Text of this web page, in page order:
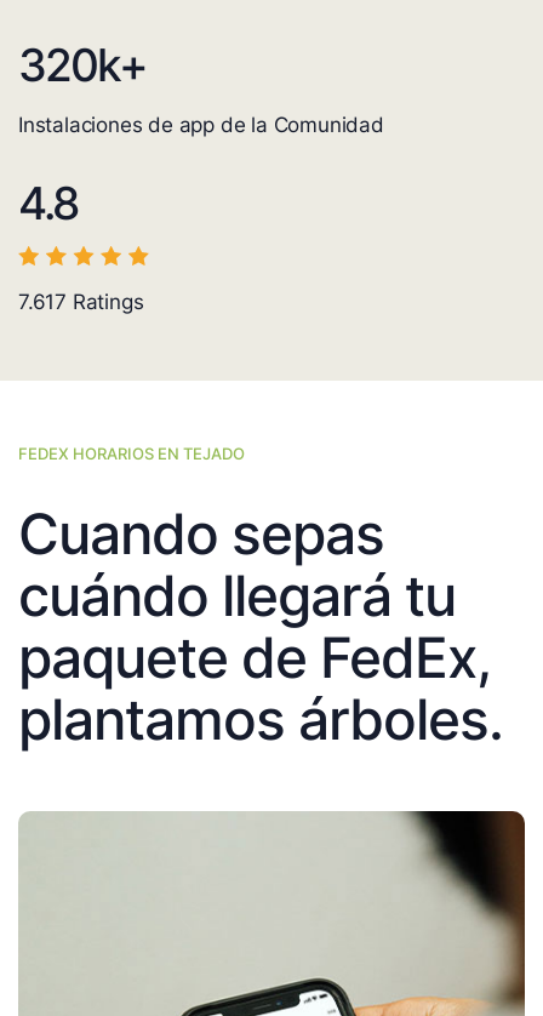
320k+
Instalaciones de app de la Comunidad
4.8
7.617 Ratings
FEDEX HORARIOS EN TEJADO
Cuando sepas
cuándo llegará tu
paquete de FedEx,
plantamos árboles.